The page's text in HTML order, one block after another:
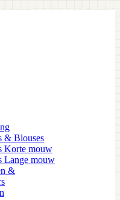
& Blouses
Korte mouw
Lange mouw
&